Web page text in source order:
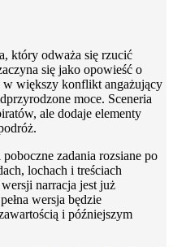
który odważa się rzucić
się jako opowieść o
w większy konflikt angażujący
moce. Sceneria
ale dodaje elementy
zadania rozsiane po
lochach i treściach
narracja jest już
wersja będzie
i późniejszym